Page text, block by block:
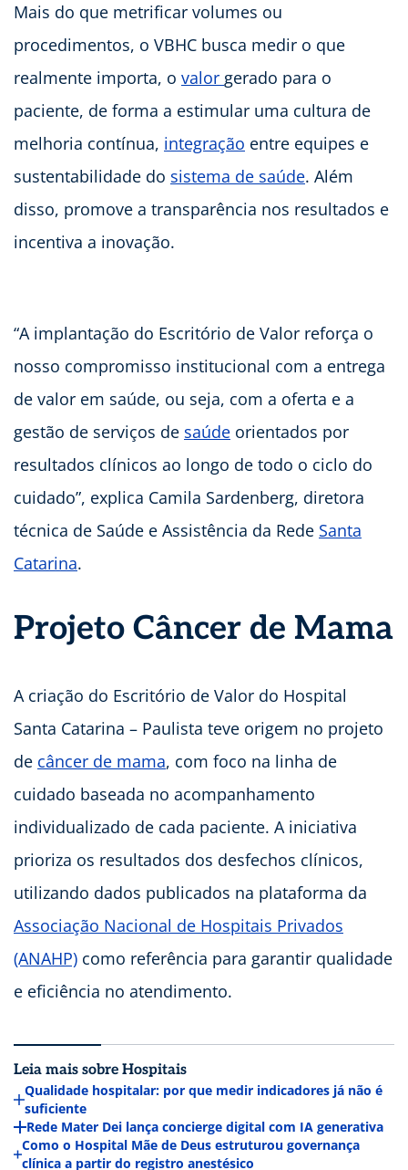
Mais do que metrificar volumes ou
procedimentos, o VBHC busca medir o que
realmente importa, o valor gerado para o
paciente, de forma a estimular uma cultura de
melhoria contínua, integração entre equipes e
sustentabilidade do sistema de saúde. Além
disso, promove a transparência nos resultados e
incentiva a inovação.
“A implantação do Escritório de Valor reforça o
nosso compromisso institucional com a entrega
de valor em saúde, ou seja, com a oferta e a
gestão de serviços de saúde orientados por
resultados clínicos ao longo de todo o ciclo do
cuidado”, explica Camila Sardenberg, diretora
técnica de Saúde e Assistência da Rede Santa
Catarina.
Projeto Câncer de Mama
A criação do Escritório de Valor do Hospital
Santa Catarina – Paulista teve origem no projeto
de câncer de mama, com foco na linha de
cuidado baseada no acompanhamento
individualizado de cada paciente. A iniciativa
prioriza os resultados dos desfechos clínicos,
utilizando dados publicados na plataforma da
Associação Nacional de Hospitais Privados
(ANAHP) como referência para garantir qualidade
e eficiência no atendimento.
Leia mais sobre Hospitais
Qualidade hospitalar: por que medir indicadores já não é
suficiente
Rede Mater Dei lança concierge digital com IA generativa
Como o Hospital Mãe de Deus estruturou governança
clínica a partir do registro anestésico